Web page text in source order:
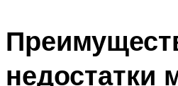
недостатки